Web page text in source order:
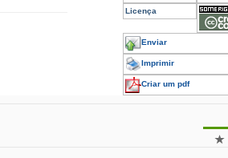
Licença
Enviar
Imprimir
Criar um pdf